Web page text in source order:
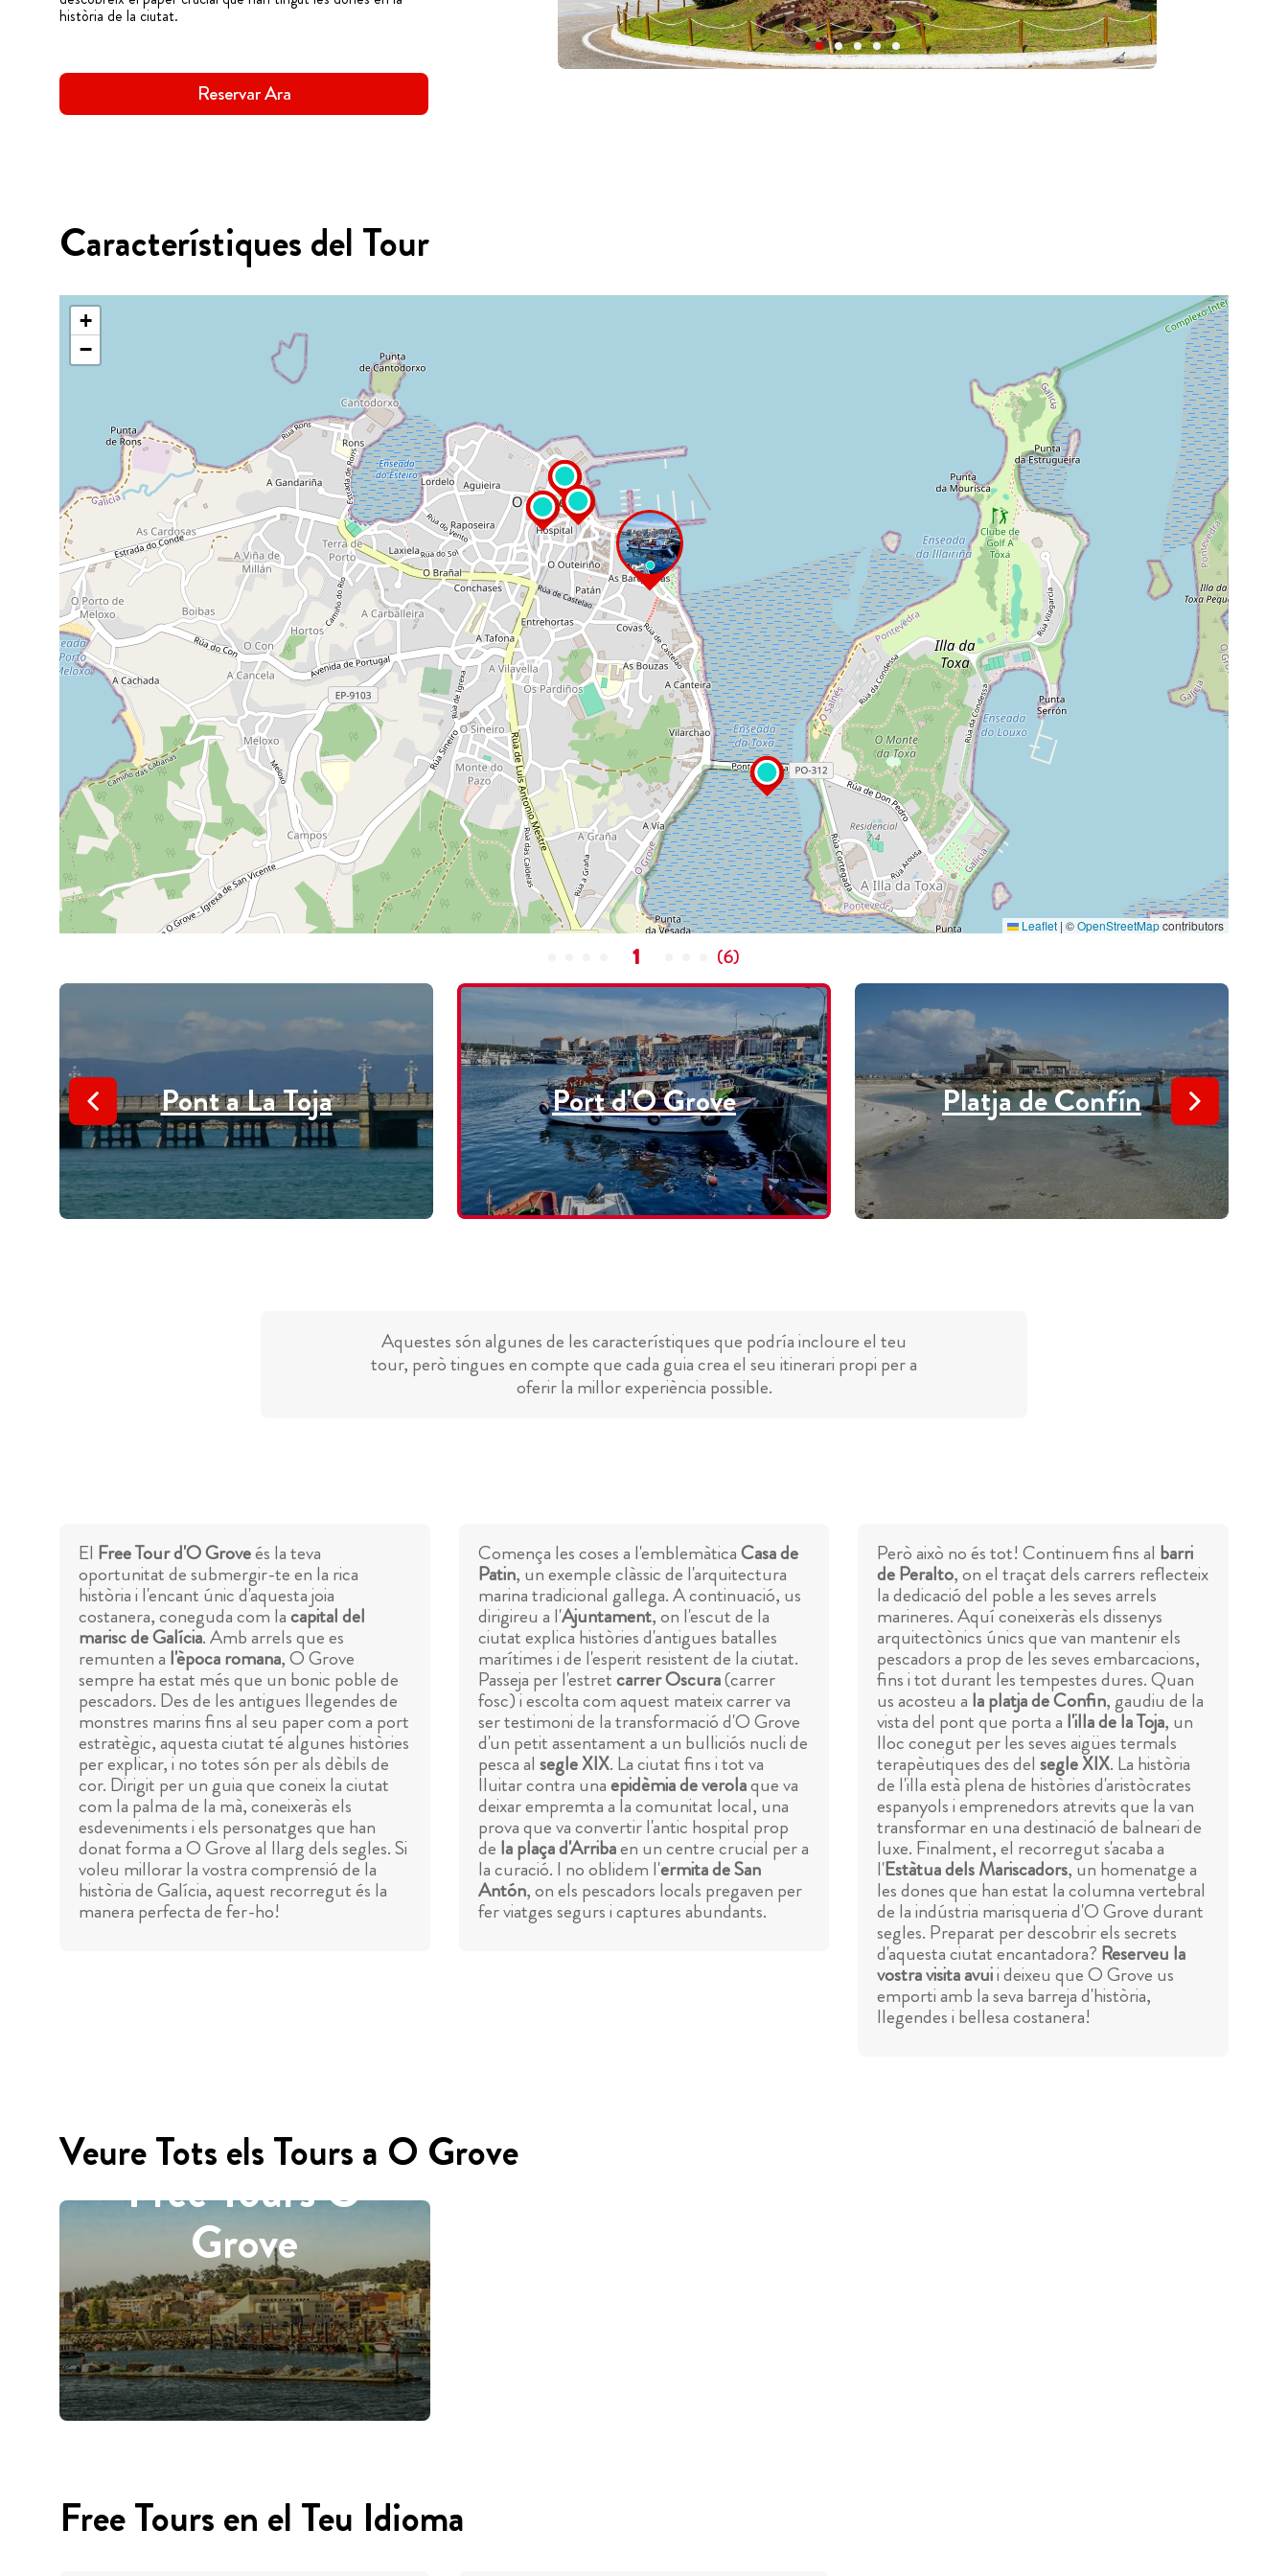
història de la ciutat.
Reservar Ara
Característiques del Tour
+
−
Leaflet | ©OpenStreetMapcontributors
1 (6)
Pont a La Toja Port d'O Grove Platja de Confín
Aquestes són algunes de les característiques que podría incloure el teu
tour, però tingues en compte que cada guia crea el seu itinerari propi per a
oferir la millor experiència possible.
El Free Tour d'O Groveés la teva
oportunitat de submergir-te en la rica
història i l'encant únic d'aquesta joia
costanera, coneguda com lacapital del
marisc de Galícia. Amb arrels que es
remunten a l'època romana, O Grove
sempre ha estat més que un bonic poble de
pescadors. Des de les antigues llegendes de
monstres marins fins al seu paper com a port
estratègic, aquesta ciutat té algunes històries
per explicar, i no totes són per als dèbils de
cor. Dirigit per un guia que coneix la ciutat
com la palma de la mà, coneixeràs els
esdeveniments i els personatges que han
donat forma a O Grove al llarg dels segles. Si
voleu millorar la vostra comprensió de la
història de Galícia, aquest recorregut és la
manera perfecta de fer-ho!
Comença les coses a l'emblemàticaCasa de
Patin, un exemple clàssic de l'arquitectura
marina tradicional gallega. A continuació, us
dirigireu a l'Ajuntament, on l'escut de la
ciutat explica històries d'antigues batalles
marítimes i de l'esperit resistent de la ciutat.
Passeja per l'estretcarrer Oscura(carrer
fosc) i escolta com aquest mateix carrer va
ser testimoni de la transformació d'O Grove
d'un petit assentament a un bulliciós nucli de
pesca al segle XIX. La ciutat fins i tot va
lluitar contra unaepidèmia de verolaque va
deixar empremta a la comunitat local, una
prova que va convertir l'antic hospital prop
de la plaça d'Arribaen un centre crucial per a
la curació. I no oblidem l'ermita de San
Antón, on els pescadors locals pregaven per
fer viatges segurs i captures abundants.
Però això no és tot! Continuem fins al barri
de Peralto, on el traçat dels carrers reflecteix
la dedicació del poble a les seves arrels
marineres. Aquí coneixeràs els dissenys
arquitectònics únics que van mantenir els
pescadors a prop de les seves embarcacions,
fins i tot durant les tempestes dures. Quan
us acosteu a la platja de Confin, gaudiu de la
vista del pont que porta a l'illa de la Toja, un
lloc conegut per les seves aigües termals
terapèutiques des delsegle XIX. La història
de l'illa està plena de històries d'aristòcrates
espanyols i emprenedors atrevits que la van
transformar en una destinació de balneari de
luxe. Finalment, el recorregut s'acaba a
l'Estàtua dels Mariscadors, un homenatge a
les dones que han estat la columna vertebral
de la indústria marisqueria d'O Grove durant
segles. Preparat per descobrir els secrets
d'aquesta ciutat encantadora? Reserveu la
vostra visita avuii deixeu que O Grove us
emporti amb la seva barreja d'història,
llegendes i bellesa costanera!
Veure Tots els Tours a O Grove
Free Tours O
Grove
Free Tours en el Teu Idioma